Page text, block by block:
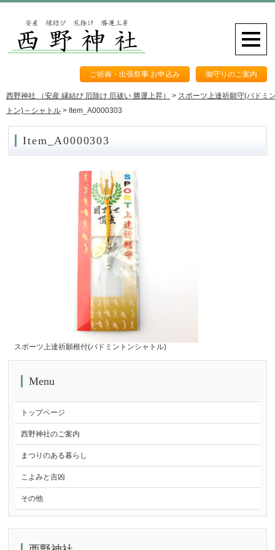
ご祈祷・出張祭事 お申込み 御守りのご案内
西野神社 （安産 縁結び 厄除け 厄祓い 勝運上昇） > スポーツ上達祈願守(バドミ
トン) – シャトル > Item_A0000303
Item_A0000303
スポーツ上達祈願根付(バドミントンシャトル)
Menu
トップページ
西野神社のご案内
まつりのある暮らし
こよみと吉凶
その他